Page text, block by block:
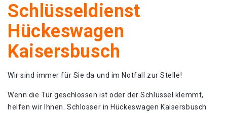
Schlüsseldienst
Hückeswagen
Kaisersbusch
Wir sind immer für Sie da und im Notfall zur Stelle!
Wenn die Tür geschlossen ist oder der Schlüssel klemmt,
helfen wir Ihnen. Schlosser in Hückeswagen Kaisersbusch